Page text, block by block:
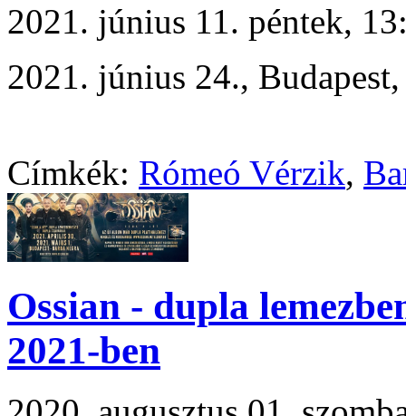
2021. június 11. péntek,
2021. június 24.,
Címkék: Rómeó Vérzik,
Ossian - dupla
2021-ben